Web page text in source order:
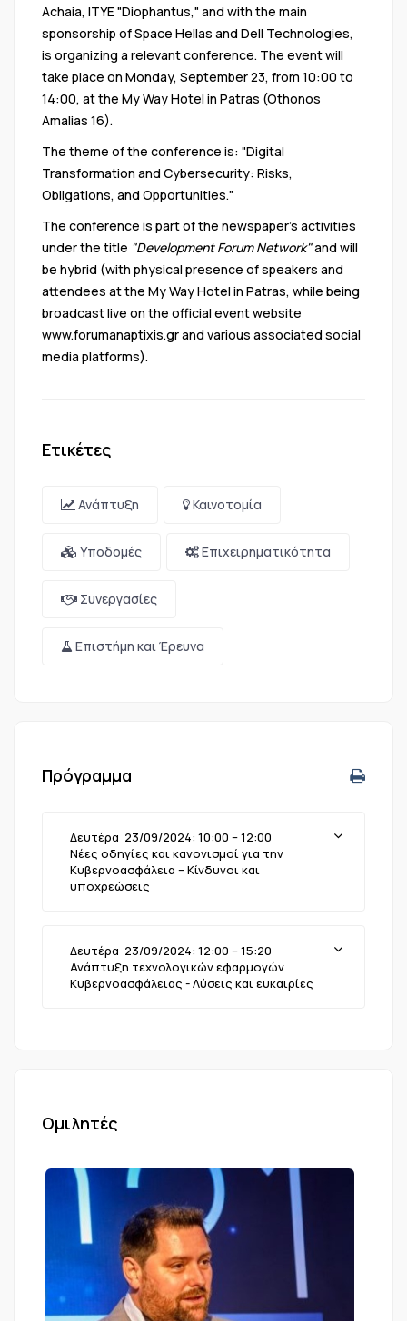
Achaia, ITYE "Diophantus," and with the main
sponsorship of Space Hellas and Dell Technologies,
is organizing a relevant conference. The event will
take place on Monday, September 23, from 10:00 to
14:00, at the My Way Hotel in Patras (Othonos
Amalias 16).
The theme of the conference is: "Digital
Transformation and Cybersecurity: Risks,
Obligations, and Opportunities."
The conference is part of the newspaper’s activities
under the title "Development Forum Network"and will
be hybrid (with physical presence of speakers and
attendees at the My Way Hotel in Patras, while being
broadcast live on the official event website
www.forumanaptixis.grand various associated social
media platforms).
Ετικέτες
Ανάπτυξη Καινοτομία
Υποδομές Επιχειρηματικότητα
Συνεργασίες
Επιστήμη και Έρευνα
Πρόγραμμα
Δευτέρα 23/09/2024: 10:00 – 12:00
Νέες οδηγίες και κανονισμοί για την
Κυβερνοασφάλεια – Κίνδυνοι και
υποχρεώσεις
Δευτέρα 23/09/2024: 12:00 – 15:20
Ανάπτυξη τεχνολογικών εφαρμογών
Κυβερνοασφάλειας - Λύσεις και ευκαιρίες
Ομιλητές